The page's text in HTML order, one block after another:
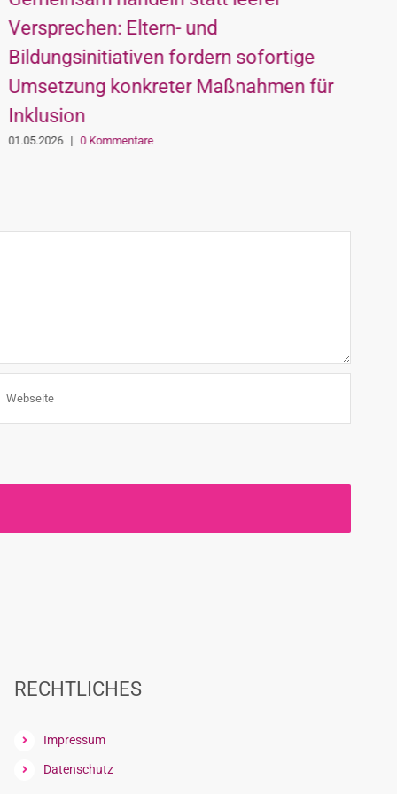
Versprechen: Eltern- und
Bildungsinitiativen fordern sofortige
Umsetzung konkreter Maßnahmen für
Inklusion
01.05.2026 | 0 Kommentare
RECHTLICHES
Impressum
Datenschutz